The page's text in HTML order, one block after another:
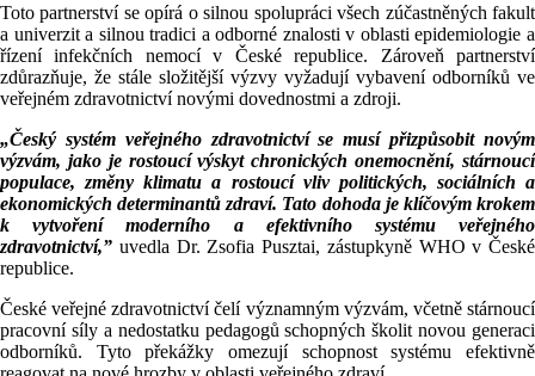
Toto partnerství se opírá o silnou spolupráci všech zúčastněných fakult
a univerzit a silnou tradici a odborné znalosti v oblasti epidemiologie a
řízení infekčních nemocí v České republice. Zároveň partnerství
zdůrazňuje, že stále složitější výzvy vyžadují vybavení odborníků ve
veřejném zdravotnictví novými dovednostmi a zdroji.
„Český systém veřejného zdravotnictví se musí přizpůsobit novým
výzvám, jako je rostoucí výskyt chronických onemocnění, stárnoucí
populace, změny klimatu a rostoucí vliv politických, sociálních a
ekonomických determinantů zdraví. Tato dohoda je klíčovým krokem
k vytvoření moderního a efektivního systému veřejného
zdravotnictví,” uvedla Dr. Zsofia Pusztai, zástupkyně WHO v České
republice.
České veřejné zdravotnictví čelí významným výzvám, včetně stárnoucí
pracovní síly a nedostatku pedagogů schopných školit novou generaci
odborníků. Tyto překážky omezují schopnost systému efektivně